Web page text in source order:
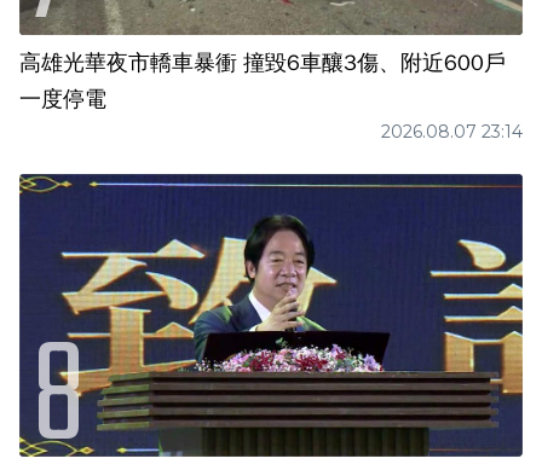
高雄光華夜市轎車暴衝 撞毀6車釀3傷、附近600戶
一度停電
2026.08.07 23:14